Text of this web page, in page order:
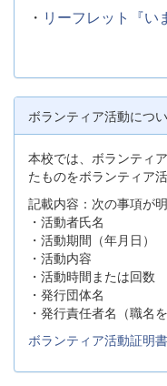
・ リーフレット『い
ボランティア活動につ
本校では、ボランティ
たものをボランティア
記載内容：次の事項が
・活動者氏名
・活動期間（年月日）
・活動内容
・活動時間または回数
・発行団体名
・発行責任者名（職名を
ボランティア活動証明書